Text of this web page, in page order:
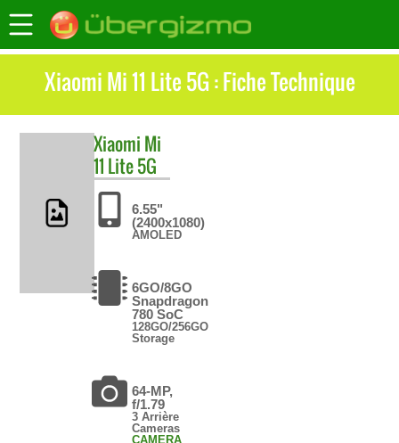
Xiaomi Mi 11 Lite 5G : Fiche Technique
Xiaomi Mi
11 Lite 5G
6.55"
(2400x1080)
AMOLED
6GO/8GO
Snapdragon
780 SoC
128GO/256GO
Storage
64-MP,
f/1.79
3 Arrière
Cameras
CAMERA